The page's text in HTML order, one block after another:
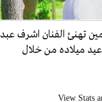
تهنئ الفنان اشرف عبد
عيد ميلاده من خلال
View Stats